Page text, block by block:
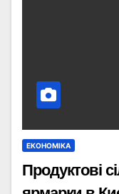
ЕКОНОМІКА
Продуктові